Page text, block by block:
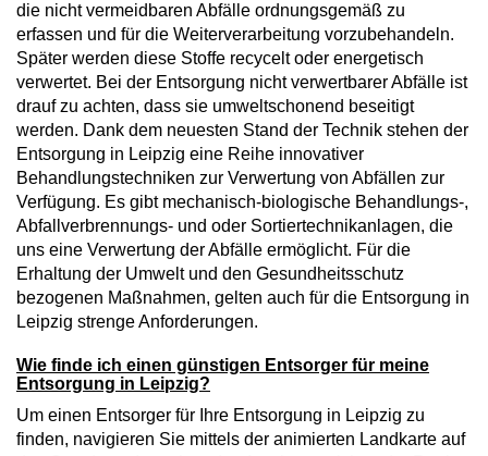
die nicht vermeidbaren Abfälle ordnungsgemäß zu
erfassen und für die Weiterverarbeitung vorzubehandeln.
Später werden diese Stoffe recycelt oder energetisch
verwertet. Bei der Entsorgung nicht verwertbarer Abfälle ist
drauf zu achten, dass sie umweltschonend beseitigt
werden. Dank dem neuesten Stand der Technik stehen der
Entsorgung in Leipzig eine Reihe innovativer
Behandlungstechniken zur Verwertung von Abfällen zur
Verfügung. Es gibt mechanisch-biologische Behandlungs-,
Abfallverbrennungs- und oder Sortiertechnikanlagen, die
uns eine Verwertung der Abfälle ermöglicht. Für die
Erhaltung der Umwelt und den Gesundheitsschutz
bezogenen Maßnahmen, gelten auch für die Entsorgung in
Leipzig strenge Anforderungen.
Wie finde ich einen günstigen Entsorger für meine
Entsorgung in Leipzig?
Um einen Entsorger für Ihre Entsorgung in Leipzig zu
finden, navigieren Sie mittels der animierten Landkarte auf